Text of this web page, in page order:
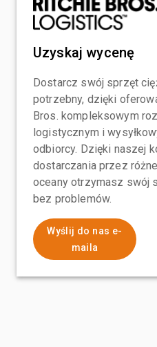
Uzyskaj wycenę
Dostarcz swój sprzęt
potrzebny, dzięki
Bros. kompleksowym
logistycznym i
odbiorcy. Dzięki naszej
dostarczania przez
oceany otrzymasz swój
bez problemów.
Wyślij do nas e-
maila